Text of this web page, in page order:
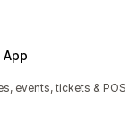
events, tickets & POS